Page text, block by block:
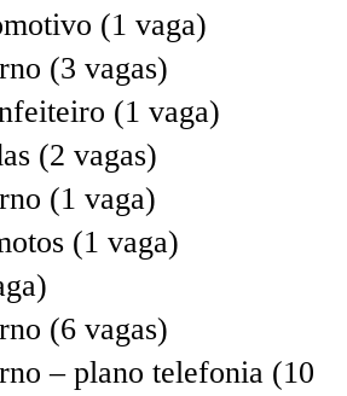
(1 vaga)
(3 vagas)
(1 vaga)
(2 vagas)
(1 vaga)
(1 vaga)
(6 vagas)
– plano telefonia (10